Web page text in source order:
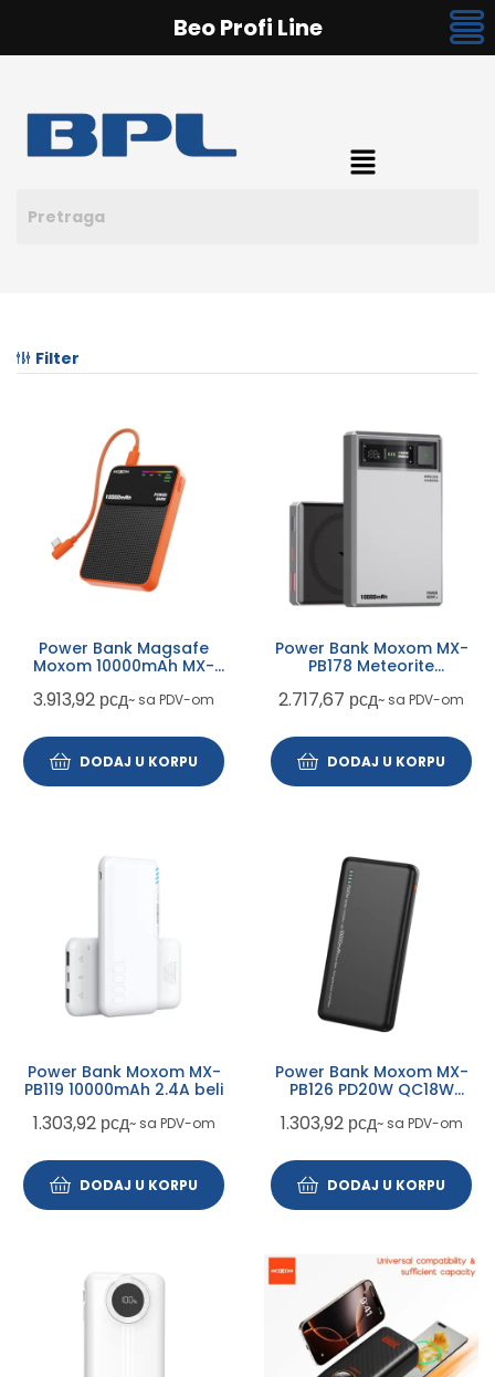
Filter
Power Bank Magsafe
Moxom 10000mAh MX-
15W Type C-Type C
3.913,92 рсд~ sa PDV-om
DODAJ U KORPU
Power Bank Moxom MX-
PB178 Meteorite
Fast 10000mAh
2.717,67 рсд~ sa PDV-om
DODAJ U KORPU
Power Bank Moxom MX-
PB119 10000mAh 2.4A beli
1.303,92 рсд~ sa PDV-om
DODAJ U KORPU
Power Bank Moxom MX-
PB126 PD20W QC18W
crni
1.303,92 рсд~ sa PDV-om
DODAJ U KORPU
Beo Profi Line